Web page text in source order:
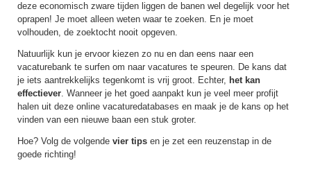
deze economisch zware tijden liggen de banen wel degelijk voor het
oprapen! Je moet alleen weten waar te zoeken. En je moet
volhouden, de zoektocht nooit opgeven.
Natuurlijk kun je ervoor kiezen zo nu en dan eens naar een
vacaturebank te surfen om naar vacatures te speuren. De kans dat
je iets aantrekkelijks tegenkomt is vrij groot. Echter, het kan
effectiever. Wanneer je het goed aanpakt kun je veel meer profijt
halen uit deze online vacaturedatabases en maak je de kans op het
vinden van een nieuwe baan een stuk groter.
Hoe? Volg de volgende vier tips en je zet een reuzenstap in de
goede richting!